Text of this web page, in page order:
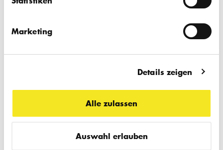
Marketing
Details zeigen
Alle zulassen
Auswahl erlauben
UNSERE GRUBE
pulk fiktion das Bilderbuch "Unsere Grube"
von Emma AdBåge (ausgezeichnet mit dem
Jugendliteraturpreis 2022) über die Freiheit
fiktion mit FFT Düsseldorf & FWT. Für alle